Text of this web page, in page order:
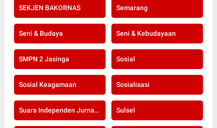
SEKJEN BAKORNAS Semarang
Seni & Budaya Seni & Kebudayaan
SMPN 2 Jasinga Sosial
Sosial Keagamaan Sosialisasi
Suara Independen Jurnalis Indonesia Sulsel